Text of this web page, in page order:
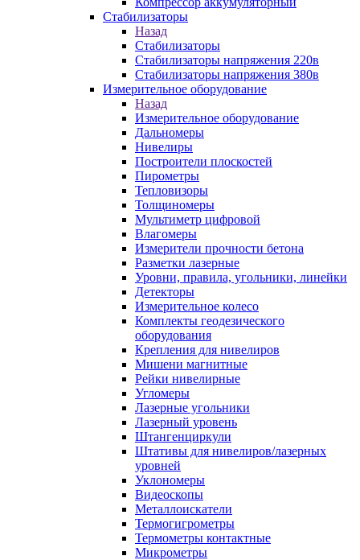
Стабилизаторы
Назад
Стабилизаторы
Стабилизаторы напряжения 220в
Стабилизаторы напряжения 380в
Измерительное оборудование
Назад
Измерительное оборудование
Дальномеры
Нивелиры
Построители плоскостей
Пирометры
Тепловизоры
Толщиномеры
Мультиметр цифровой
Влагомеры
Измерители прочности бетона
Разметки лазерные
Уровни, правила, угольники, линейки
Детекторы
Измерительное колесо
Комплекты геодезического
оборудования
Крепления для нивелиров
Мишени магнитные
Рейки нивелирные
Угломеры
Лазерные угольники
Лазерный уровень
Штангенциркули
Штативы для нивелиров/лазерных
уровней
Уклономеры
Видеоскопы
Металлоискатели
Термогигрометры
Термометры контактные
Микрометры